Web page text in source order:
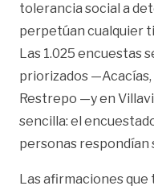
tolerancia social a
perpetúan cualquier
Las 1.025 encuestas
priorizados —Acacías,
Restrepo —y en
sencilla: el
personas respondían
Las afirmaciones